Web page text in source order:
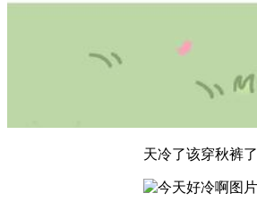
天冷了该穿秋裤了